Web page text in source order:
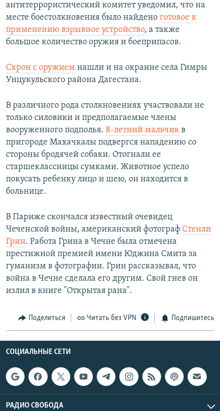
антитеррористический комитет уведомил, что на
месте боестолкновения было найдено готовое к
применению взрывное устройство, а также
большое количество оружия и боеприпасов.
Схрон с оружием нашли и на окраине села Гимры
Унцукульского района Дагестана.
В различного рода столкновениях участвовали не
только силовики и предполагаемые члены
вооруженного подполья. 8-летний мальчик в
пригороде Махачкалы подвергся нападению со
стороны бродячей собаки. Отогнали ее
старшеклассницы сумками. Животное успело
покусать ребенку лицо и шею, он находится в
больнице.
В Париже скончался известный очевидец
Чеченской войны, американский фотограф Стенли
Грин. Работа Грина в Чечне была отмечена
престижной премией имени Юджина Смита за
гуманизм в фотографии. Грин рассказывал, что
война в Чечне сделала его другим. Свой гнев он
излил в книге "Открытая рана".
Поделиться Читать без VPN Подпишитесь
СОЦИАЛЬНЫЕ СЕТИ
РАДИО СВОБОДА